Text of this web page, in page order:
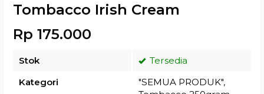
Tombacco Irish Cream
Rp 175.000
Stok
Tersedia
Kategori
"SEMUA PRODUK",